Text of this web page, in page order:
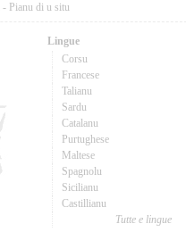
- Pianu di u situ
Lingue
Corsu
Francese
Talianu
Sardu
Catalanu
Purtughese
Maltese
Spagnolu
Sicilianu
Castillianu
Tutte e lingue